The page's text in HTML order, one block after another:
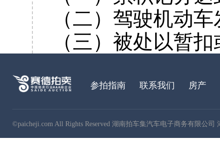
（二）驾驶机动
（三）被处以暂
参拍指南 联系我们 房产
©paicheji.com All Rights Reserved 湖南拍车集汽车电子商务有限公